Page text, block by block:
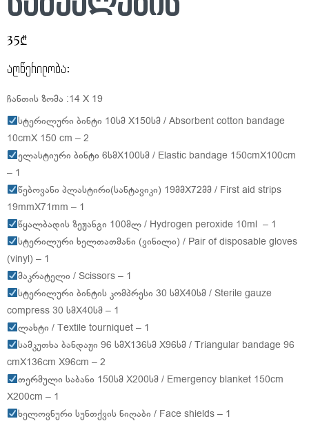
35₾
აღწერილობა:
ჩანთის ზომა :14 X 19
სტერილური ბინტი 10სმ X150სმ / Absorbent cotton bandage
10cmX 150 cm – 2
ელასტიური ბინტი 6სმX100სმ / Elastic bandage 150cmX100cm
– 1
წებოვანი პლასტირი(სანტავიკი) 19მმX72მმ / First aid strips
19mmX71mm – 1
წყალბადის ზეჟანგი 100მლ / Hydrogen peroxide 10ml – 1
სტერილური ხელთათმანი (ვინილი) / Pair of disposable gloves
(vinyl) – 1
მაკრატელი / Scissors – 1
სტერილური ბინტის კომპრესი 30 სმX40სმ / Sterile gauze
compress 30 სმX40სმ – 1
ლახტი / Textile tourniquet – 1
სამკუთხა ბანდაჟი 96 სმX136სმ X96სმ / Triangular bandage 96
cmX136cm X96cm – 2
თერმული საბანი 150სმ X200სმ / Emergency blanket 150cm
X200cm – 1
ხელოვნური სუნთქვის ნიღაბი / Face shields – 1